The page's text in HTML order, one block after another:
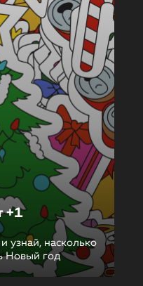
+1
узнай, насколько
Новый год